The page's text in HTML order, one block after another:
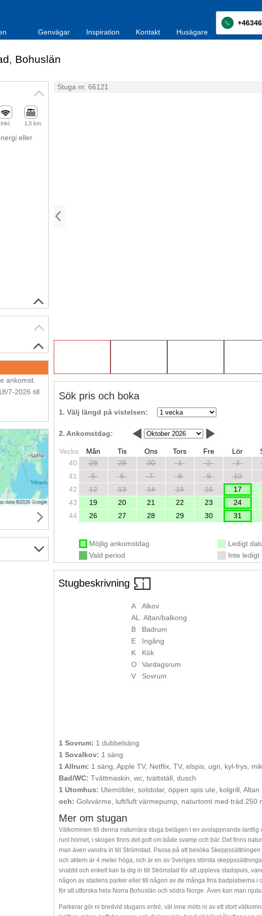
Genvägar Inspiration Kontakt Husägare
, Bohuslän
Stuga nr. 66121
Sök pris och boka
1. Välj längd på vistelsen:
2. Ankomstdag:
Vecka Mån Tis Ons Tors Fre Lör
40
28 29 30 1 2 3
41
5 6 7 8 9 10
42
12 13 14 15 16 17
43
19 20 21 22 23 24
44
26 27 28 29 30 31
Möjlig ankomstdag
Vald period
Ledigt
Inte ledigt
Stugbeskrivning
A
Alkov
AL
Altan/balkong
B
Badrum
E
Ingång
K
Kök
O
Vardagsrum
V
Sovrum
1 Sovrum: 1 dubbelsäng
1 Sovalkov: 1 säng
1 Allrum: 1 säng, Apple TV, Netflix, TV, elspis, ugn, kyl-frys,
Bad/WC: Tvättmaskin, wc, tvättställ, dusch
1 Utomhus: Utemöbler, solstolar, öppen spis ute, kolgrill, Altan
och: Golvvärme, luft/luft värmepump, naturtomt med träd 250
Mer om stugan
Välkommen till denna naturnära stuga belägen i en avslappnande
runt hörnet, i skogen finns det gott om både svamp och bär. Det finns
man även vandra in till Strömstad. Passa på att besöka
och aktern är 4 meter höga, och är en av Sveriges största
snabbt och enkelt kan ta dig in till Strömstad för att uppleva stadspuls,
någon av stadens parker eller till någon av de många fina badplatserna i
för att utforska hela Norra Bohuslän och södra Norge. Även kan man
Parkerar gör ni bredvid stugans entré, väl inne möts ni av ett stort
Inkl. 1,5 km
eller
ankomst.
7-2026 till